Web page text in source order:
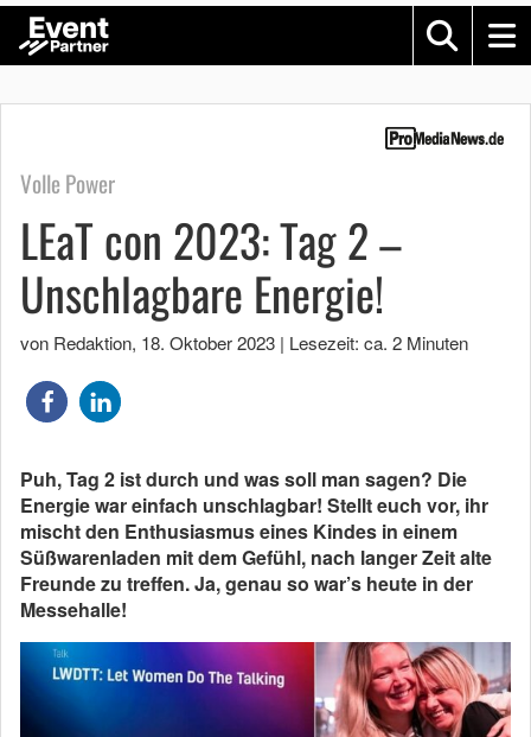
Volle Power
LEaT con 2023: Tag 2 –
Unschlagbare Energie!
von Redaktion, 18. Oktober 2023 | Lesezeit: ca. 2 Minuten
Puh, Tag 2 ist durch und was soll man sagen? Die
Energie war einfach unschlagbar! Stellt euch vor, ihr
mischt den Enthusiasmus eines Kindes in einem
Süßwarenladen mit dem Gefühl, nach langer Zeit alte
Freunde zu treffen. Ja, genau so war’s heute in der
Messehalle!